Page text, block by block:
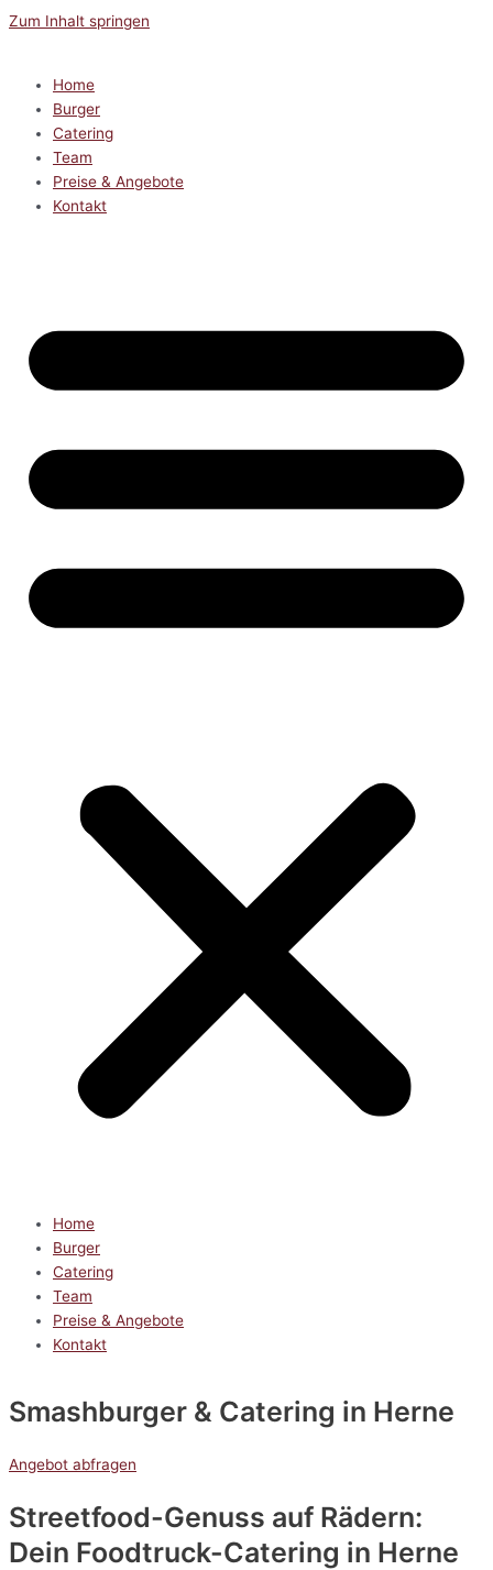
Zum Inhalt springen
Home
Burger
Catering
Team
Preise & Angebote
Kontakt
Home
Burger
Catering
Team
Preise & Angebote
Kontakt
Smashburger & Catering in Herne
Angebot abfragen
Streetfood-Genuss auf Rädern:
Dein Foodtruck-Catering in Herne